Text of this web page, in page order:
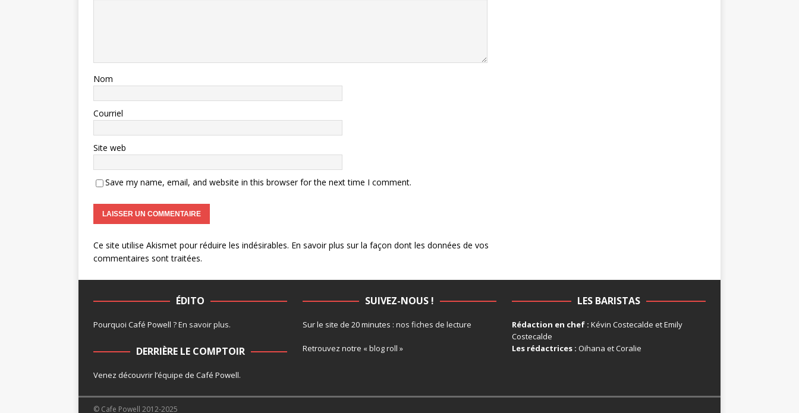
Nom
Courriel
Site web
Save my name, email, and website in this browser for the next time I comment.
Ce site utilise Akismet pour réduire les indésirables. En savoir plus sur la façon dont les données de vos
commentaires sont traitées.
ÉDITO
Pourquoi Café Powell ?En savoir plus.
DERRIÈRE LE COMPTOIR
Venez découvrir l’équipe de Café Powell.
SUIVEZ-NOUS !
Sur le site de 20 minutes : nos fiches de lecture
Retrouvez notre « blog roll »
LES BARISTAS
Rédaction en chef : Kévin Costecalde et Emily
Costecalde
Les rédactrices : Oihana et Coralie
© Cafe Powell 2012-2025